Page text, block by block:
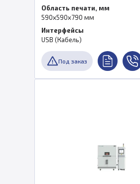
Область печати, мм
590x590x790 мм
Интерфейсы
USB (Кабель)
Под заказ